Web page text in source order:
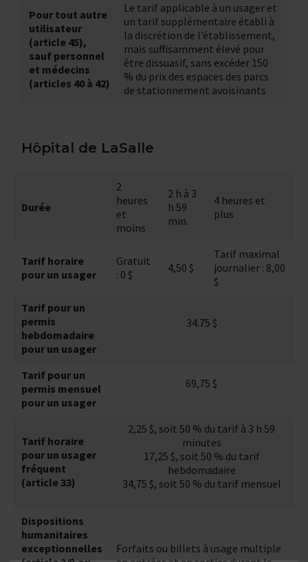
Pour tout autre
utilisateur
(article 45),
sauf personnel
et médecins
(articles 40 à 42)
Le tarif applicable à un usager et
un tarif supplémentaire établi à
la discrétion de l’établissement,
mais suffisamment élevé pour
être dissuasif, sans excéder 150
% du prix des espaces des parcs
de stationnement avoisinants
Hôpital de LaSalle
Durée
2
heures
et
moins
2 h à 3
h 59
min.
4 heures et
plus
Tarif horaire
pour un usager
Gratuit
: 0 $
4,50 $
Tarif maximal
journalier : 8,00
$
Tarif pour un
permis
hebdomadaire
pour un usager
34.75 $
Tarif pour un
permis mensuel
pour un usager
69,75 $
Tarif horaire
pour un usager
fréquent
(article 33)
2,25 $, soit 50 % du tarif à 3 h 59
minutes
17,25 $, soit 50 % du tarif
hebdomadaire
34,75 $, soit 50 % du tarif mensuel
Dispositions
humanitaires
exceptionnelles
Forfaits ou billets à usage multiple